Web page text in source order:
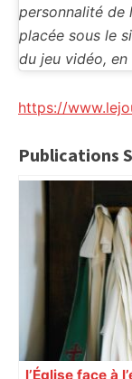
personnalité de
placée sous le
du jeu vidéo, en
https://
Publications
l’Église face à